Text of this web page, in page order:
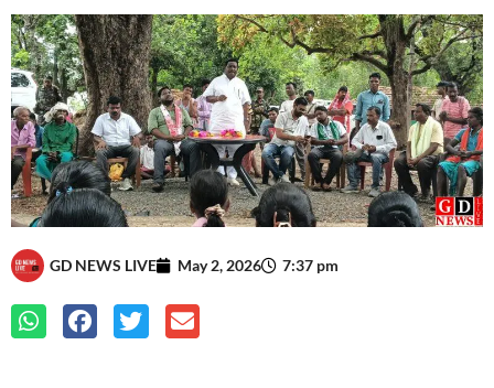
GD NEWS LIVE May 2, 2026 7:37 pm